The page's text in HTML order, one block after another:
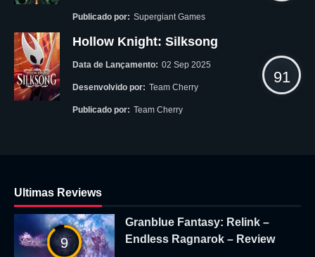
Publicado por: Supergiant Games
Hollow Knight: Silksong
Data de Lançamento: 02 Sep 2025
Desenvolvido por: Team Cherry
Publicado por: Team Cherry
91
Ultimas Reviews
9
Granblue Fantasy: Relink –
Endless Ragnarok – Review